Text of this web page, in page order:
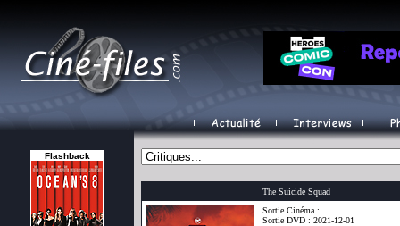
Flashback
The Suicide Squad
Sortie Cinéma :
Sortie DVD : 2021-12-01